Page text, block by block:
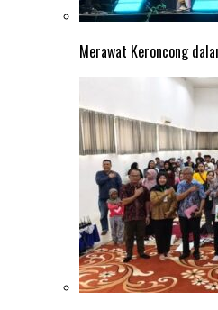
Merawat Keroncong